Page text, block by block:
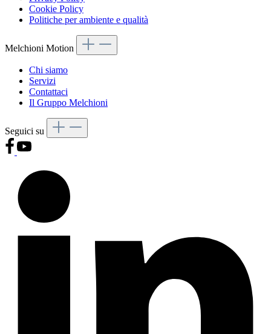
Cookie Policy
Politiche per ambiente e qualità
Melchioni Motion
Chi siamo
Servizi
Contattaci
Il Gruppo Melchioni
Seguici su